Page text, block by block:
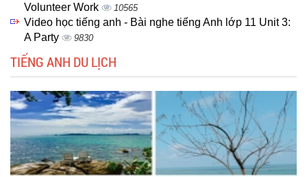
Volunteer Work
10565
Video học tiếng anh - Bài nghe tiếng Anh lớp 11 Unit 3:
A Party
9830
TIẾNG ANH DU LỊCH